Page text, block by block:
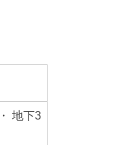
・ 地下3